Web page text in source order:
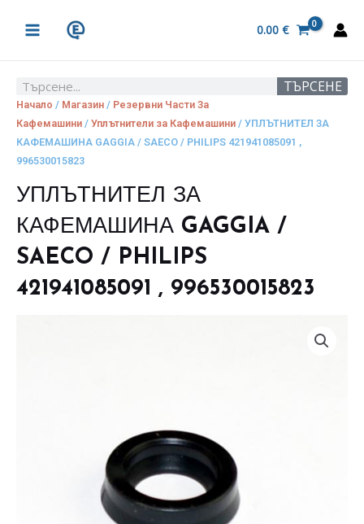
MENU
0.00 €
Search ТЪРСЕНЕ
Начало / Магазин / Резервни Части За
Кафемашини / Уплътнители за Кафемашини / УПЛЪТНИТЕЛ ЗА
КАФЕМАШИНА GAGGIA / SAECO / PHILIPS 421941085091 ,
996530015823
УПЛЪТНИТЕЛ ЗА
КАФЕМАШИНА GAGGIA /
SAECO / PHILIPS
421941085091 , 996530015823